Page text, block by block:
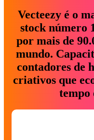
Vecteezy é o
stock número
por mais de
mundo.
contadores de
criativos que
tempo